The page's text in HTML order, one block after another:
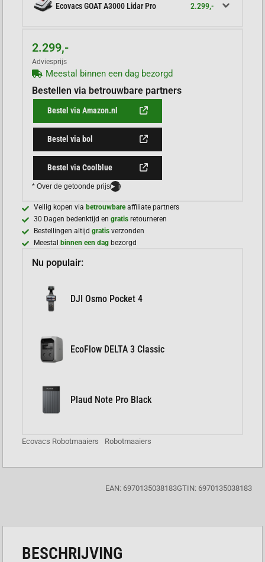
Ecovacs GOAT A3000 Lidar Pro 2.299,-
2.299,-
Adviesprijs
Meestal binnen een dag bezorgd
Bestellen via betrouwbare partners
Bestel via Amazon.nl
Bestel via bol
Bestel via Coolblue
* Over de getoonde prijs i
Veilig kopen via betrouwbareaffiliate partners
30 Dagen bedenktijd engratis retourneren
Bestellingen altijdgratisverzonden
Meestal
binnen een dag bezorgd
Nu populair:
DJI Osmo Pocket 4
EcoFlow DELTA 3 Classic
Plaud Note Pro Black
Ecovacs Robotmaaiers Robotmaaiers
EAN: 6970135038183GTIN: 6970135038183
BESCHRIJVING